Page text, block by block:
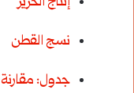
نسج القطن
جدول: